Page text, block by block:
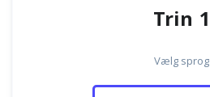
Trin 1
Vælg sprog